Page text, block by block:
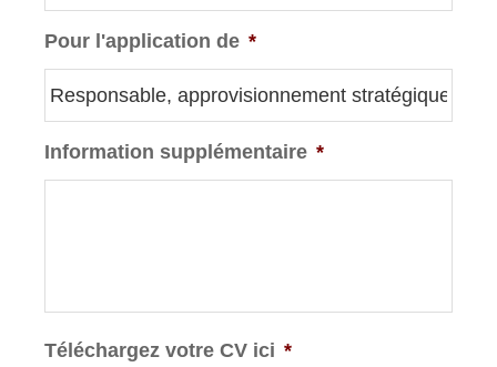
Pour l'application de *
Information supplémentaire *
Téléchargez votre CV ici *